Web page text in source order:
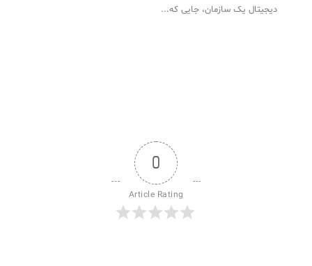
دیجیتال یک سازمان، جایی که...
0
Article Rating